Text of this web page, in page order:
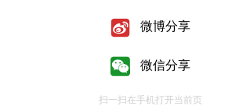
微博分享
微信分享
扫一扫在手机打开当前页